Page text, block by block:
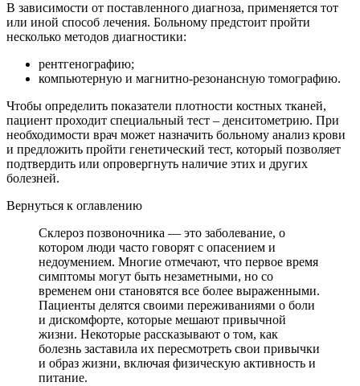
В зависимости от поставленного диагноза, применяется тот
или иной способ лечения. Больному предстоит пройти
несколько методов диагностики:
рентгенографию;
компьютерную и магнитно-резонансную томографию.
Чтобы определить показатели плотности костных тканей,
пациент проходит специальный тест – денситометрию. При
необходимости врач может назначить больному анализ крови
и предложить пройти генетический тест, который позволяет
подтвердить или опровергнуть наличие этих и других
болезней.
Вернуться к оглавлению
Склероз позвоночника — это заболевание, о
котором люди часто говорят с опасением и
недоумением. Многие отмечают, что первое время
симптомы могут быть незаметными, но со
временем они становятся все более выраженными.
Пациенты делятся своими переживаниями о боли
и дискомфорте, которые мешают привычной
жизни. Некоторые рассказывают о том, как
болезнь заставила их пересмотреть свои привычки
и образ жизни, включая физическую активность и
питание.